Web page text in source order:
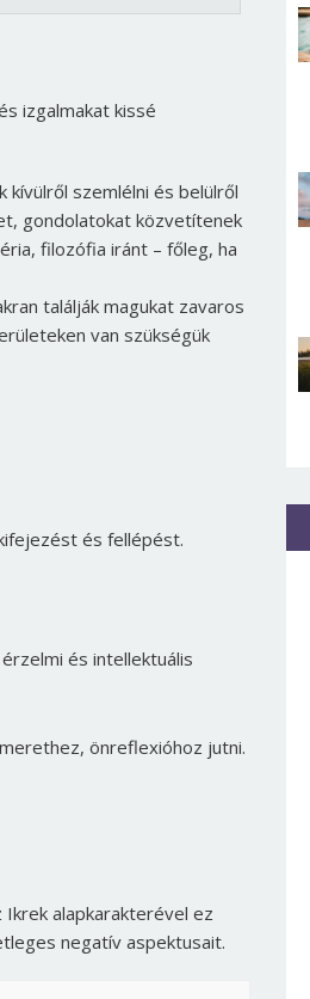
izgalmakat kissé
kívülről szemlélni és belülről
gondolatokat közvetítenek
filozófia iránt – főleg, ha
találják magukat zavaros
van szükségük
és fellépést.
és intellektuális
önreflexióhoz jutni.
alapkarakterével ez
negatív aspektusait.